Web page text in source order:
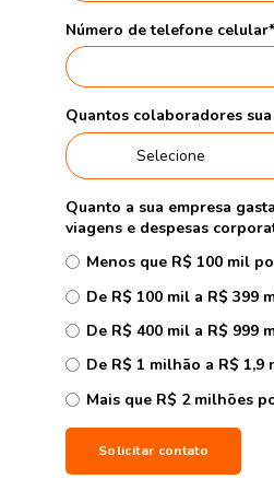
Número de telefone celular*
Quantos colaboradores
Quanto a sua empresa
viagens e despesas
Menos que R$ 100 mil
De R$ 100 mil a R$ 399
De R$ 400 mil a R$ 999
De R$ 1 milhão a R$ 1,9
Mais que R$ 2 milhões